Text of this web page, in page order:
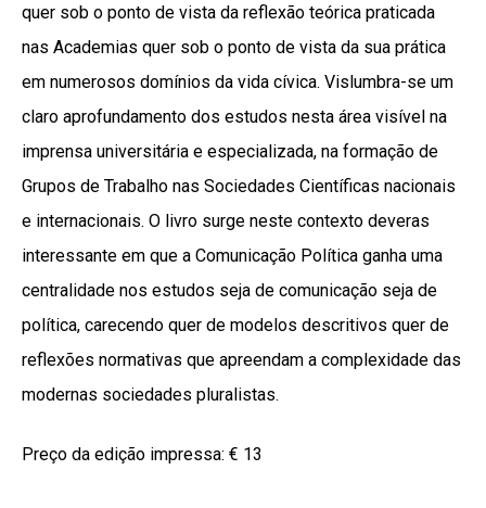
quer sob o ponto de vista da reflexão teórica praticada
nas Academias quer sob o ponto de vista da sua prática
em numerosos domínios da vida cívica. Vislumbra-se um
claro aprofundamento dos estudos nesta área visível na
imprensa universitária e especializada, na formação de
Grupos de Trabalho nas Sociedades Científicas nacionais
e internacionais. O livro surge neste contexto deveras
interessante em que a Comunicação Política ganha uma
centralidade nos estudos seja de comunicação seja de
política, carecendo quer de modelos descritivos quer de
reflexões normativas que apreendam a complexidade das
modernas sociedades pluralistas.
Preço da edição impressa: € 13